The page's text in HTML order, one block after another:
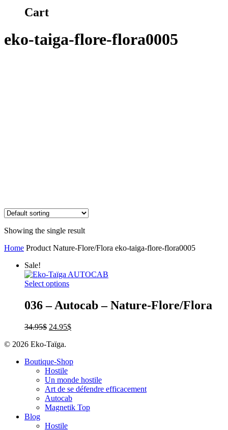
Cart
eko-taiga-flore-flora0005
Showing the single result
Home Product Nature-Flore/Flora eko-taiga-flore-flora0005
Sale!
Select options
036 – Autocab – Nature-Flore/Flora
34.95$ 24.95$
© 2026 Eko-Taïga.
Boutique-Shop
Hostile
Un monde hostile
Art de se défendre efficacement
Autocab
Magnetik Top
Blog
Hostile